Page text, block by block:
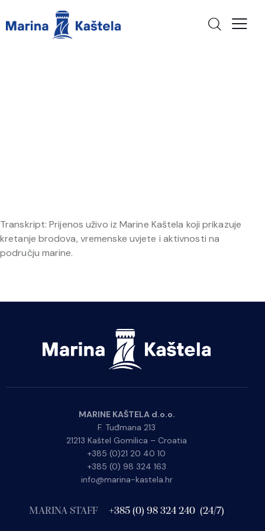
Transkript: Prijenos uživo iz Marine Kaštela koji prikazuje
kretanje brodova, vremenske uvjete i aktivnosti na
području marine.
MARINE KAŠTELA d.o.o.
F. Tuđmana 213
21213 Kaštel Gomilica – Croatia
+385 (0)21 20 40 10
+385 (0) 98 324 163
info@marina-kastela.hr
MARINA STAFF +385 (0) 98 324 240 (24/7)